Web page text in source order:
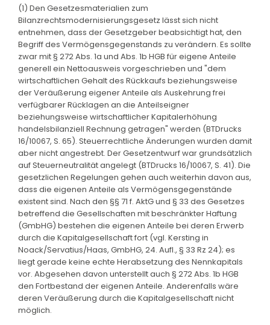
(1) Den Gesetzesmaterialien zum
Bilanzrechtsmodernisierungsgesetz lässt sich nicht
entnehmen, dass der Gesetzgeber beabsichtigt hat, den
Begriff des Vermögensgegenstands zu verändern. Es sollte
zwar mit § 272 Abs. 1a und Abs. 1b HGB für eigene Anteile
generell ein Nettoausweis vorgeschrieben und "dem
wirtschaftlichen Gehalt des Rückkaufs beziehungsweise
der Veräußerung eigener Anteile als Auskehrung frei
verfügbarer Rücklagen an die Anteilseigner
beziehungsweise wirtschaftlicher Kapitalerhöhung
handelsbilanziell Rechnung getragen" werden (BTDrucks
16/10067, S. 65). Steuerrechtliche Änderungen wurden damit
aber nicht angestrebt. Der Gesetzentwurf war grundsätzlich
auf Steuerneutralität angelegt (BTDrucks 16/10067, S. 41). Die
gesetzlichen Regelungen gehen auch weiterhin davon aus,
dass die eigenen Anteile als Vermögensgegenstände
existent sind. Nach den §§ 71 f. AktG und § 33 des Gesetzes
betreffend die Gesellschaften mit beschränkter Haftung
(GmbHG) bestehen die eigenen Anteile bei deren Erwerb
durch die Kapitalgesellschaft fort (vgl. Kersting in
Noack/Servatius/Haas, GmbHG, 24. Aufl., § 33 Rz 24); es
liegt gerade keine echte Herabsetzung des Nennkapitals
vor. Abgesehen davon unterstellt auch § 272 Abs. 1b HGB
den Fortbestand der eigenen Anteile. Anderenfalls wäre
deren Veräußerung durch die Kapitalgesellschaft nicht
möglich.